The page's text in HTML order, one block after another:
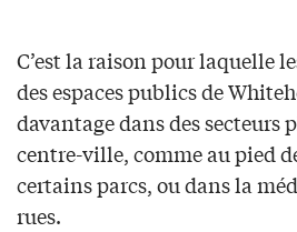
C’est la raison pour laquelle
des espaces publics de
davantage dans des secteurs
centre-ville, comme au pied
certains parcs, ou dans la
rues.